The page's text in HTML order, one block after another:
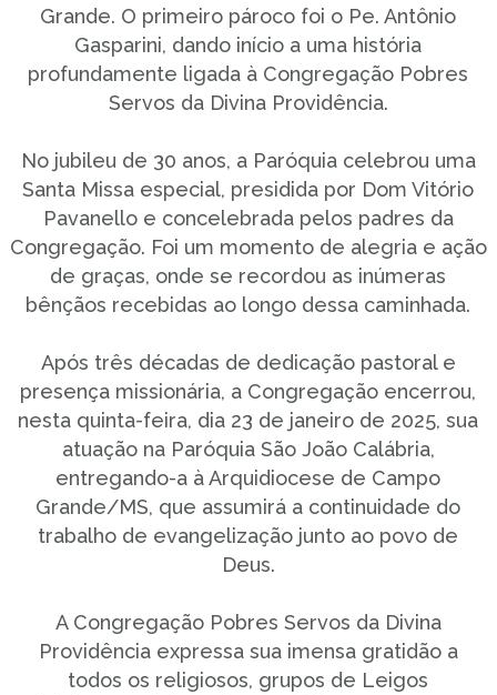
Grande. O primeiro pároco foi o Pe. Antônio
Gasparini, dando início a uma história
profundamente ligada à Congregação Pobres
Servos da Divina Providência.
No jubileu de 30 anos, a Paróquia celebrou uma
Santa Missa especial, presidida por Dom Vitório
Pavanello e concelebrada pelos padres da
Congregação. Foi um momento de alegria e ação
de graças, onde se recordou as inúmeras
bênçãos recebidas ao longo dessa caminhada.
Após três décadas de dedicação pastoral e
presença missionária, a Congregação encerrou,
nesta quinta-feira, dia 23 de janeiro de 2025, sua
atuação na Paróquia São João Calábria,
entregando-a à Arquidiocese de Campo
Grande/MS, que assumirá a continuidade do
trabalho de evangelização junto ao povo de
Deus.
A Congregação Pobres Servos da Divina
Providência expressa sua imensa gratidão a
todos os religiosos, grupos de Leigos